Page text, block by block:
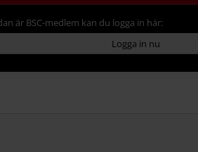
är BSC-medlem kan du logga in här:
Logga in nu